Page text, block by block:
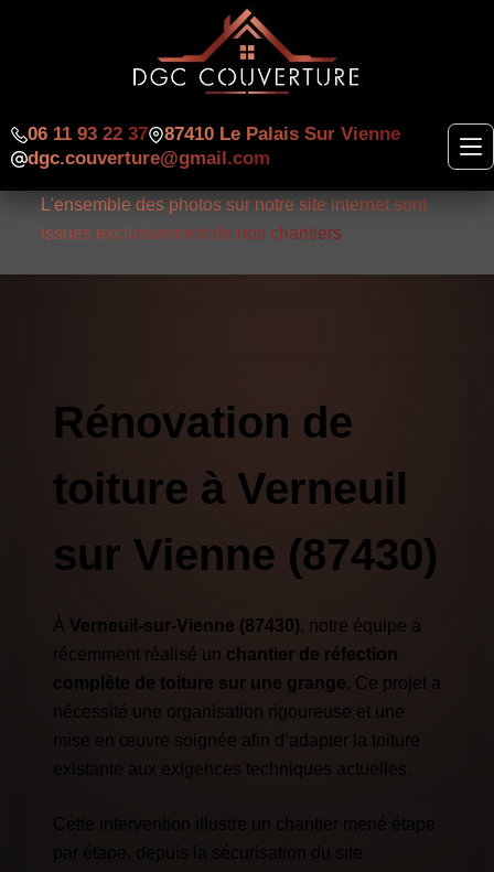
06 11 93 22 37
87410 Le Palais Sur Vienne
dgc.couverture@gmail.com
L'ensemble des photos sur notre site internet sont
issues exclusivement de nos chantiers
Rénovation de
toiture à Verneuil
sur Vienne (87430)
À Verneuil-sur-Vienne (87430), notre équipe a
récemment réalisé un chantier de réfection
complète de toiture sur une grange. Ce projet a
nécessité une organisation rigoureuse et une
mise en œuvre soignée afin d’adapter la toiture
existante aux exigences techniques actuelles.
Cette intervention illustre un chantier mené étape
par étape, depuis la sécurisation du site